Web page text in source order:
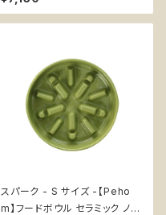
育 スローフィーダー 早食い防
スパーク - S サイズ -【Peho
m】フードボウル セラミック ノン